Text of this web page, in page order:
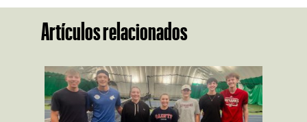
Artículos relacionados